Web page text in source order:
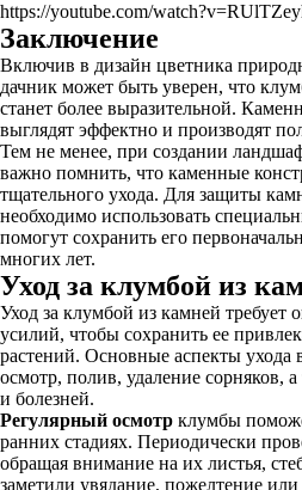
https://youtube.com/
Заключение
Включив в дизайн цветника
дачник может быть уверен, что
станет более выразительной.
выглядят эффектно и производят
Тем не менее, при создании
важно помнить, что каменные
тщательного ухода. Для защиты
необходимо использовать
помогут сохранить его
многих лет.
Уход за клумбой из
Уход за клумбой из камней требует
усилий, чтобы сохранить ее
растений. Основные аспекты ухода
осмотр, полив, удаление сорняков,
и болезней.
Регулярный осмотр клумбы
ранних стадиях. Периодически
обращая внимание на их листья,
заметили увядание, пожелтение